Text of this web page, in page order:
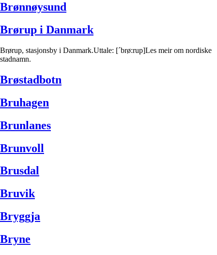
Brønnøysund
Brørup i Danmark
Brørup, stasjonsby i Danmark.Uttale: [´brø:rup]Les meir om nordiske
stadnamn.
Brøstadbotn
Bruhagen
Brunlanes
Brunvoll
Brusdal
Bruvik
Bryggja
Bryne